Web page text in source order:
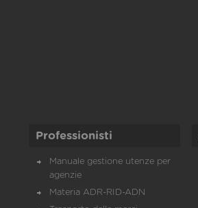
Professionisti
Manuale gestione utenze per
agenzie
Materia ADR-RID-ADN